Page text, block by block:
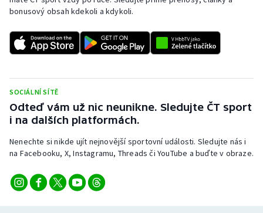
Rychlostní kanoistika
Short track
Stolní tenis
Triatlon
Veslování
Vodní slalom
Volejbal
bonusový obsah kdekoli a kdykoli.
SOCIÁLNÍ SÍTĚ
Odteď vám už nic neunikne. Sledujte ČT sport
i na dalších platformách.
Nenechte si nikde ujít nejnovější sportovní události. Sledujte nás i
na Facebooku, X, Instagramu, Threads či YouTube a buďte v obraze.